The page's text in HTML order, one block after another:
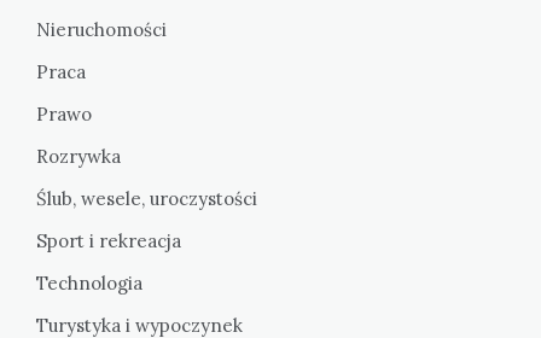
Nieruchomości
Praca
Prawo
Rozrywka
Ślub, wesele, uroczystości
Sport i rekreacja
Technologia
Turystyka i wypoczynek